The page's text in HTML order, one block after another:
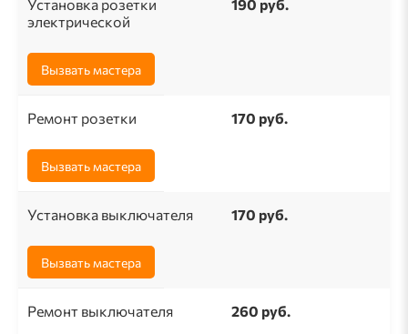
Установка розетки
электрической
190 pуб.
Вызвать мастера
Ремонт розетки 170 pуб.
Вызвать мастера
Установка выключателя 170 руб.
Вызвать мастера
Ремонт выключателя 260 pуб.